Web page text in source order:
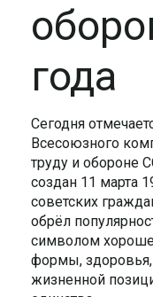
года
Сегодня
Всесоюзного
труду и обороне
создан 11 марта
советских
обрёл
символом
формы, здоровья,
жизненной